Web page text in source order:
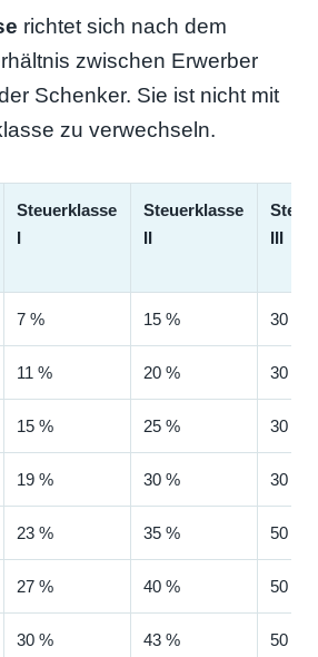
richtet sich nach dem
zwischen Erwerber
Schenker. Sie ist nicht mit
zu verwechseln.
Steuerklasse
I
Steuerklasse
II
III
7 % 15 % 30 %
11 % 20 % 30 %
15 % 25 % 30 %
19 % 30 % 30 %
23 % 35 % 50 %
27 % 40 % 50 %
30 % 43 % 50 %